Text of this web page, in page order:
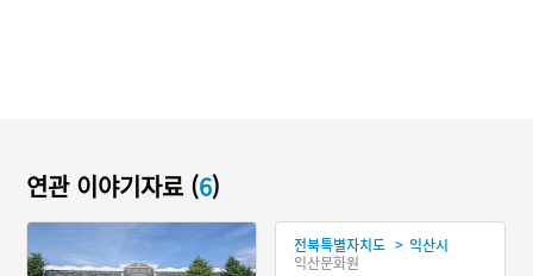
연관 이야기자료 (6)
전북특별자치도 > 익산시
익산문화원